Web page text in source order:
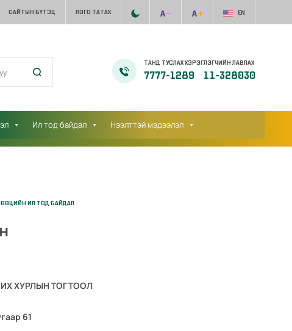
САЙТЫН БҮТЭЦ ЛОГО ТАТАХ EN
ТАНД ТУСЛАХ ХЭРЭГЛЭГЧИЙН ЛАВЛАХ
7777-1289 11-328030
Ил тод байдал Нээлттэй мэдээлэл
ИЛ ТОД БАЙДАЛ
ХУРЛЫН ТОГТООЛ
61